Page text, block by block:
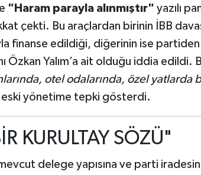
"Haram parayla alınmıştır" yazılı
çekti. Bu araçlardan birinin İBB
finanse edildiği, diğerinin ise
Özkan Yalım’a ait olduğu iddia
otel odalarında, özel yatlarda
eski yönetime tepki gösterdi.
KURULTAY SÖZÜ"
delege yapısına ve parti